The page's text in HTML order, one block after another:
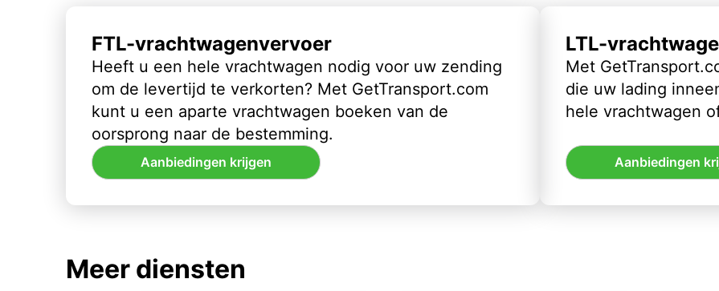
FTL-vrachtwagenvervoer
Heeft u een hele vrachtwagen nodig voor uw zending
om de levertijd te verkorten? Met GetTransport.com
kunt u een aparte vrachtwagen boeken van de
oorsprong naar de bestemming.
Aanbiedingen krijgen
LTL-
Met
die uw lading
hele vrachtwagen
Aanbiedingen
Meer diensten